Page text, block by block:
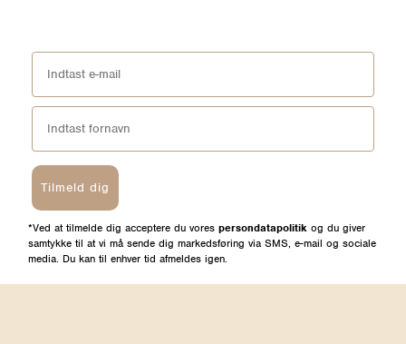
Tilmeld dig
*Ved at tilmelde dig acceptere du vores persondatapolitik og du giver
samtykke til at vi må sende dig markedsføring via SMS, e-mail og sociale
media. Du kan til enhver tid afmeldes igen.